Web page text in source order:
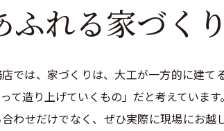
ふれる家づくり
では、家づくりは、大工が一方的に建て
て造り上げていくもの」だと考えています。
わせだけでなく、ぜひ実際に現場にお越